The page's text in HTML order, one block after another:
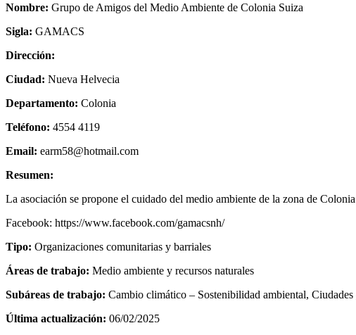
Nombre: Grupo de Amigos del Medio Ambiente de Colonia Suiza
Sigla: GAMACS
Dirección:
Ciudad: Nueva Helvecia
Departamento: Colonia
Teléfono: 4554 4119
Email: earm58@hotmail.com
Resumen:
La asociación se propone el cuidado del medio ambiente de la zona de
Facebook: https://www.facebook.com/gamacsnh/
Tipo: Organizaciones comunitarias y barriales
Áreas de trabajo: Medio ambiente y recursos naturales
Subáreas de trabajo: Cambio climático – Sostenibilidad ambiental, Ciudades
Última actualización: 06/02/2025